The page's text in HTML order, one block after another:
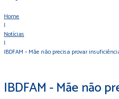
Home
|
Notícias
|
IBDFAM – Mãe não precisa provar
IBDFAM - Mãe não